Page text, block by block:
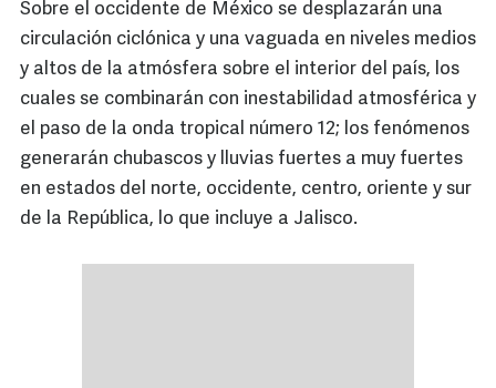
Sobre el occidente de México se desplazarán una
circulación ciclónica y una vaguada en niveles medios
y altos de la atmósfera sobre el interior del país, los
cuales se combinarán con inestabilidad atmosférica y
el paso de la onda tropical número 12; los fenómenos
generarán chubascos y lluvias fuertes a muy fuertes
en estados del norte, occidente, centro, oriente y sur
de la República, lo que incluye a Jalisco.